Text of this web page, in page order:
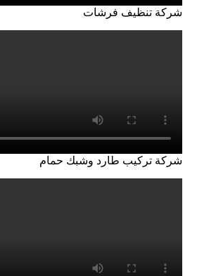
شركة تنظيف فرشات
شركة تركيب طارد وشبك حمام